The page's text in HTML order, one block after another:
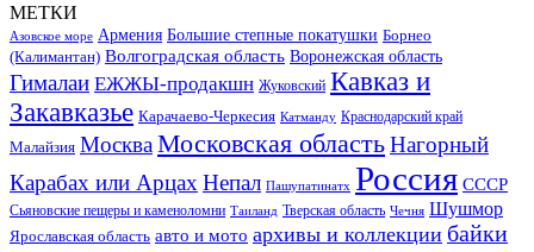
МЕТКИ
Азовское море Армения Большие степные покатушки Борнео
(Калимантан) Волгоградская область Воронежская область
Гималаи ЕЖЖЫ-продакшн Жуковский Кавказ и
Закавказье Карачаево-Черкесия Катманду Краснодарский край
Малайзия МоскваМосковская областьНагорный
Карабах или Арцах Непал Пашупатинатх Россия СССР
Сьяновские пещеры и каменоломни Таиланд Тверская область Чечня Шушмор
Ярославская область авто и мото архивы и коллекции байки